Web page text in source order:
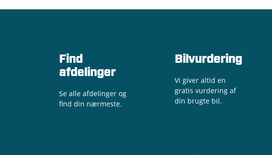
Find
afdelinger
Se alle afdelinger og
find din nærmeste.
Bilvurdering
Vi giver altid en
gratis vurdering af
din brugte bil.